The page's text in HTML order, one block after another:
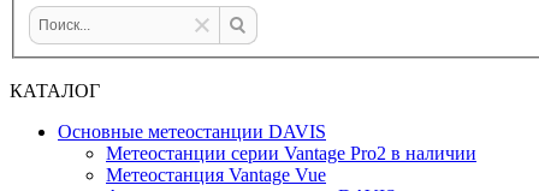
КАТАЛОГ
Основные метеостанции DAVIS
Метеостанции серии Vantage Pro2 в наличии
Метеостанция Vantage Vue